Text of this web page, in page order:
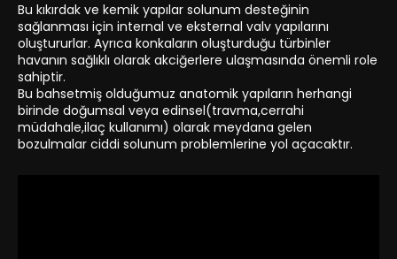
Bu kıkırdak ve kemik yapılar solunum desteğinin
sağlanması için internal ve eksternal valv yapılarını
oluştururlar. Ayrıca konkaların oluşturduğu türbinler
havanın sağlıklı olarak akciğerlere ulaşmasında önemli role
sahiptir.
Bu bahsetmiş olduğumuz anatomik yapıların herhangi
birinde doğumsal veya edinsel(travma,cerrahi
müdahale,ilaç kullanımı) olarak meydana gelen
bozulmalar ciddi solunum problemlerine yol açacaktır.